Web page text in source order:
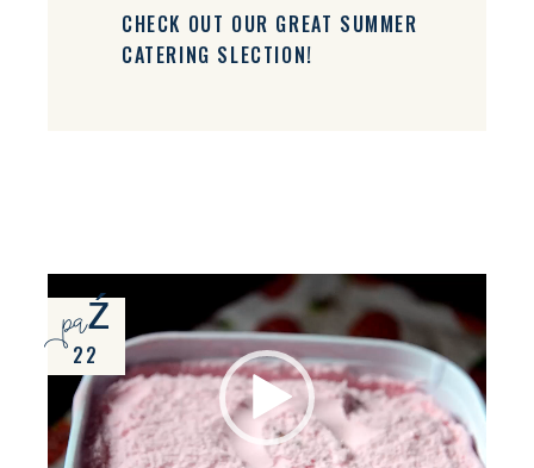
CHECK OUT OUR GREAT SUMMER
CATERING SLECTION!
Odtwarzacz
video
paź
22